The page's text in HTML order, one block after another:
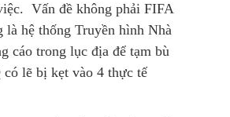
Vấn đề không phải FIFA
hệ thống Truyền hình Nhà
cáo trong lục địa để tạm bù
lẽ bị kẹt vào 4 thực tế